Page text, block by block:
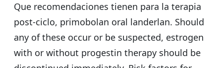
Que recomendaciones tienen para la terapia
post-ciclo, primobolan oral landerlan. Should
any of these occur or be suspected, estrogen
with or without progestin therapy should be